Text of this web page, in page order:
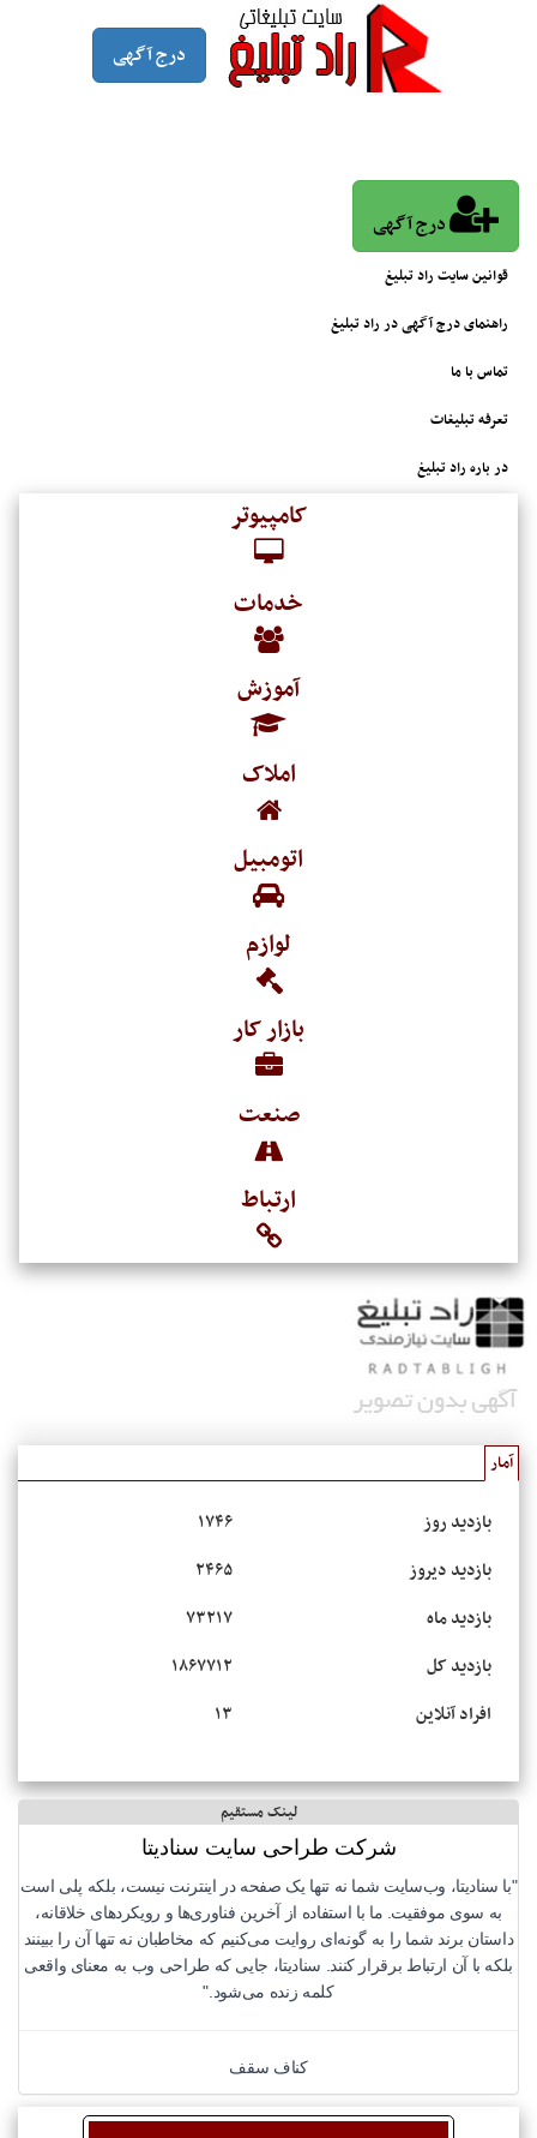
درج آگهی
درج آگهی
قوانین سایت راد تبلیغ
راهنمای درج آگهی در راد تبلیغ
تماس با ما
تعرفه تبلیغات
در باره راد تبلیغ
کامپیوتر
خدمات
آموزش
املاک
اتومبیل
لوازم
بازار کار
صنعت
ارتباط
آمار
بازدید روز
۱۷۴۶
بازدید دیروز
۲۴۶۵
بازدید ماه
۷۳۲۱۷
بازدید کل
۱۸۶۷۷۱۲
افراد آنلاین
۱۳
لینک مستقیم
شرکت طراحی سایت سنادیتا
"با سنادیتا، وب‌سایت شما نه تنها یک صفحه در اینترنت نیست، بلکه پلی است
به سوی موفقیت. ما با استفاده از آخرین فناوری‌ها و رویکردهای خلاقانه،
داستان برند شما را به گونه‌ای روایت می‌کنیم که مخاطبان نه تنها آن را ببینند
بلکه با آن ارتباط برقرار کنند. سنادیتا، جایی که طراحی وب به معنای واقعی
کلمه زنده می‌شود."
کناف سقف